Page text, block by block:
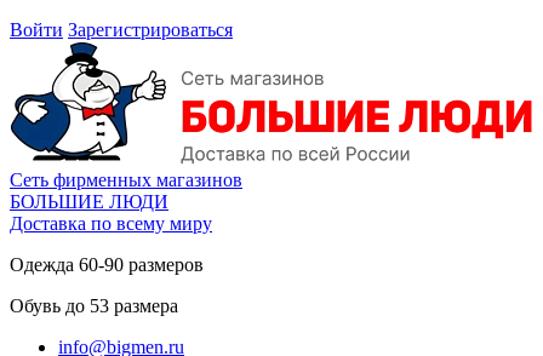
Войти Зарегистрироваться
Сеть фирменных магазинов
БОЛЬШИЕ ЛЮДИ
Доставка по всему миру
Одежда 60-90 размеров
Обувь до 53 размера
info@bigmen.ru